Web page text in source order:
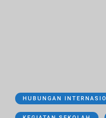
HUBUNGAN